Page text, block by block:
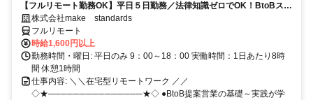
【フルリモート勤務OK】平日５日勤務／法律知識ゼロでOK！BtoBスキ
ルが身につく営業職
株式会社make standards
フルリモート
時給1,600円以上
勤務時間・曜日: 平日のみ 9：00～18：00 実働時間：1日あたり8時
間 休憩1時間
仕事内容: ＼＼在宅型リモートワーク ／／
◇★───────────────★◇ ●BtoB提案営業の基礎～実践が学